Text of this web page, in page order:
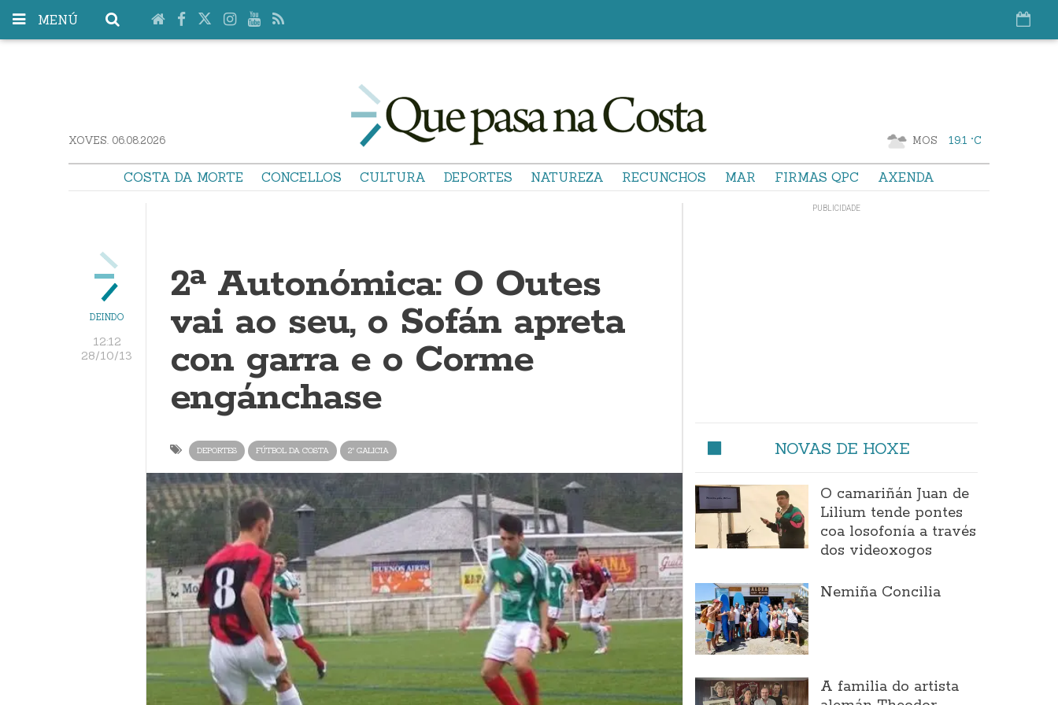
MENÚ
XOVES. 06.08.2026 MOS 19.1 °C
COSTA DA MORTE CONCELLOS CULTURA DEPORTES NATUREZA RECUNCHOS MAR FIRMAS QPC AXENDA
DEINDO
12:12
28/10/13
2ª Autonómica: O Outes
vai ao seu, o Sofán apreta
con garra e o Corme
engánchase
DEPORTES FÚTBOL DA COSTA 2ª GALICIA NOVAS DE HOXE
O camariñán Juan de
Lilium tende pontes
coa losofonía a través
dos videoxogos
Nemiña Concilia
A familia do artista